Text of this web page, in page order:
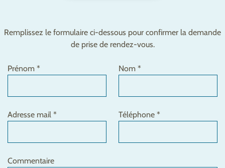
Remplissez le formulaire ci-dessous pour confirmer la demande
de prise de rendez-vous.
Prénom * Nom *
Adresse mail * Téléphone *
Commentaire